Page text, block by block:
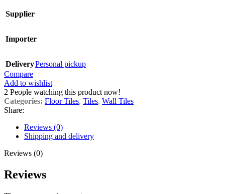
Supplier
Importer
DeliveryPersonal pickup
Compare
Add to wishlist
2 People watching this product now!
Categories: Floor Tiles, Tiles, Wall Tiles
Share:
Reviews (0)
Shipping and delivery
Reviews (0)
Reviews